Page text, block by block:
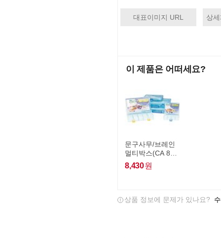
대표이미지 URL 상
이 제품은 어떠세요?
문구사무/브레인
멀티박스(CA 80
5)
8,430원
상품 정보에 문제가 있나요?